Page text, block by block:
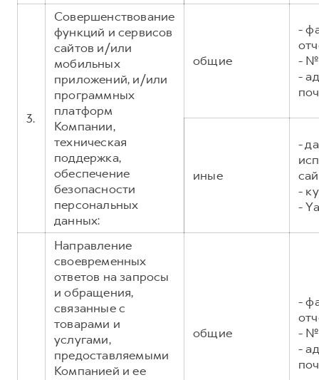
3.
Совершенствование
функций и сервисов
сайтов и/или
мобильных
приложений, и/или
программных
платформ
Компании,
техническая
поддержка,
обеспечение
безопасности
персональных
данных:
общие
-
- №
-
иные
-
-
-
Направление
своевременных
ответов на запросы
и обращения,
связанные с
товарами и
услугами,
предоставляемыми
Компанией и ее
общие
-
- №
-